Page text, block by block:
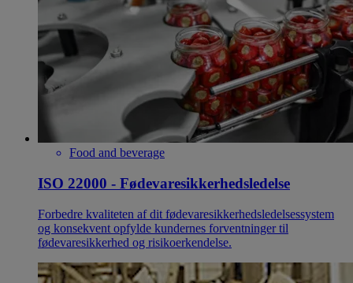
Food and beverage
ISO 22000 - Fødevaresikkerhedsledelse
Forbedre kvaliteten af dit fødevaresikkerhedsledelsessystem
og konsekvent opfylde kundernes forventninger til
fødevaresikkerhed og risikoerkendelse.